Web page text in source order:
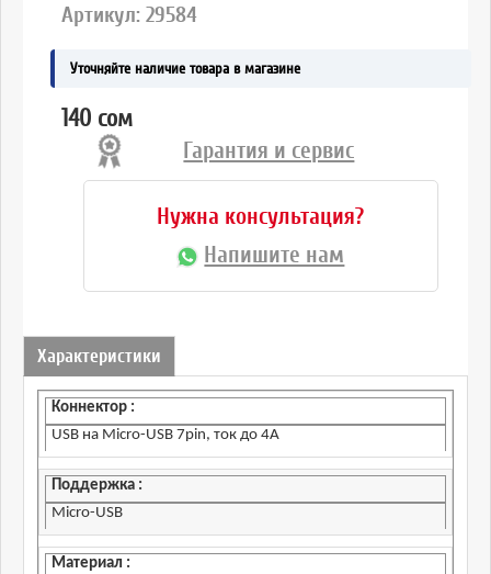
Артикул: 29584
Уточняйте наличие товара в магазине
140 сом
Гарантия и сервис
Нужна консультация?
Напишите нам
Характеристики
Коннектор :
USB на Micro-USB 7pin, ток до 4А
Поддержка :
Micro-USB
Материал :